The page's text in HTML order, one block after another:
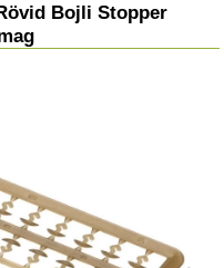
Bojli Stopper